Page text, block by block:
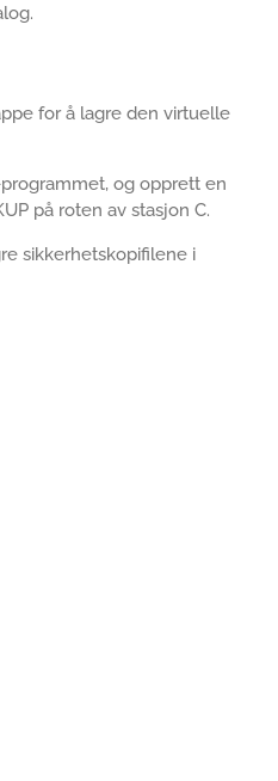
for å lagre den virtuelle
og opprett en
på roten av stasjon C.
sikkerhetskopifilene i